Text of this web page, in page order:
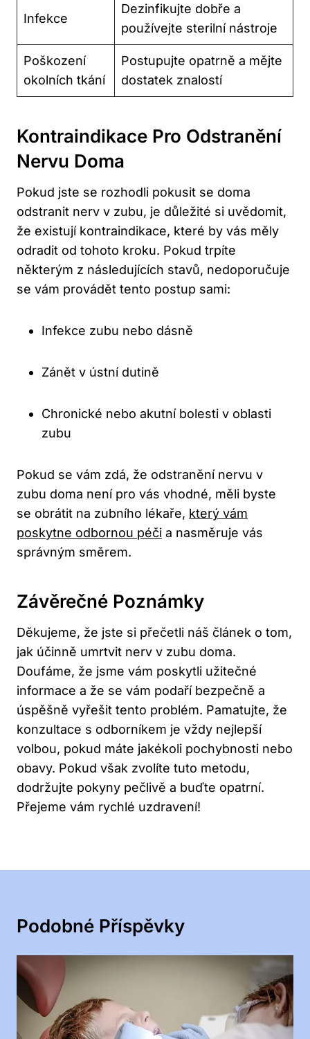
Infekce
Dezinfikujte dobře a
používejte sterilní nástroje
Poškození
okolních tkání
Postupujte opatrně a mějte
dostatek znalostí
Kontraindikace Pro Odstranění
Nervu Doma
Pokud jste se rozhodli pokusit se doma
odstranit nerv v zubu, je důležité si uvědomit,
že existují kontraindikace, které by vás měly
odradit od tohoto kroku. Pokud trpíte
některým z následujících stavů, nedoporučuje
se vám provádět tento postup sami:
Infekce zubu nebo dásně
Zánět v ústní dutině
Chronické nebo akutní bolesti v oblasti
zubu
Pokud se vám zdá, že odstranění nervu v
zubu doma není pro vás vhodné, měli byste
se obrátit na zubního lékaře, který vám
poskytne odbornou péči a nasměruje vás
správným směrem.
Závěrečné Poznámky
Děkujeme, že jste si přečetli náš článek o tom,
jak účinně umrtvit nerv v zubu doma.
Doufáme, že jsme vám poskytli užitečné
informace a že se vám podaří bezpečně a
úspěšně vyřešit tento problém. Pamatujte, že
konzultace s odborníkem je vždy nejlepší
volbou, pokud máte jakékoli pochybnosti nebo
obavy. Pokud však zvolíte tuto metodu,
dodržujte pokyny pečlivě a buďte opatrní.
Přejeme vám rychlé uzdravení!
Podobné Příspěvky